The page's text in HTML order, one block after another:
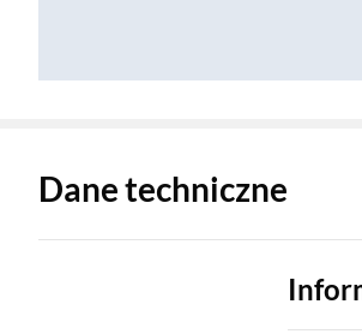
Dane techniczne